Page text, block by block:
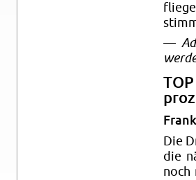
—
Die
die
noch